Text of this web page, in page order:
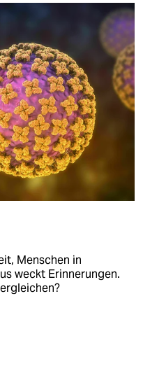
Menschen in
weckt Erinnerungen.